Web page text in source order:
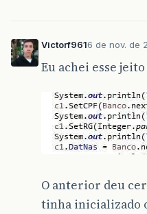
Victorf9616 de nov. de
Eu achei esse
O anterior deu
tinha inicializado